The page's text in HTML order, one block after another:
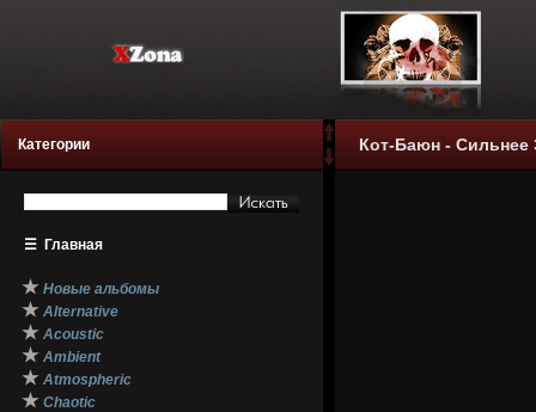
Категории
☰ Главная
★ Новые альбомы
★ Alternative
★ Acoustic
★ Ambient
★ Atmospheric
★ Chaotic
Кот-Баюн - Сильнее